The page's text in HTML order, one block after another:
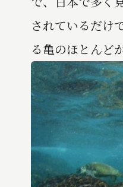
されているだけ
る亀のほとんど